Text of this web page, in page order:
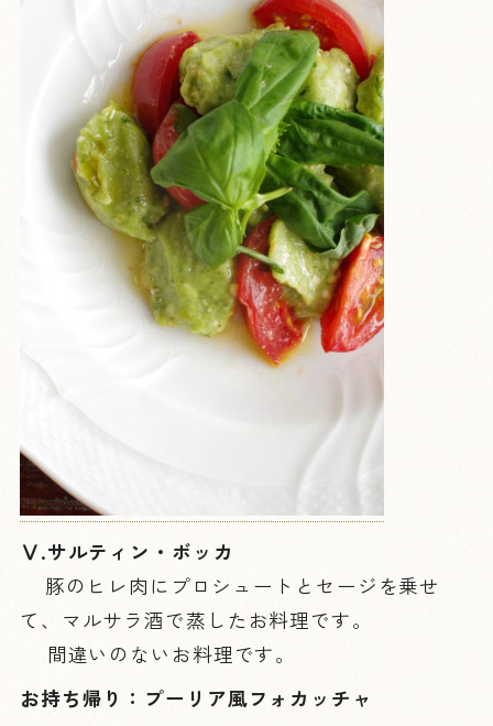
Ⅴ.サルティン・ボッカ
豚のヒレ肉にプロシュートとセージを乗せ
て、マルサラ酒で蒸したお料理です。
間違いのないお料理です。
お持ち帰り：プーリア風フォカッチャ